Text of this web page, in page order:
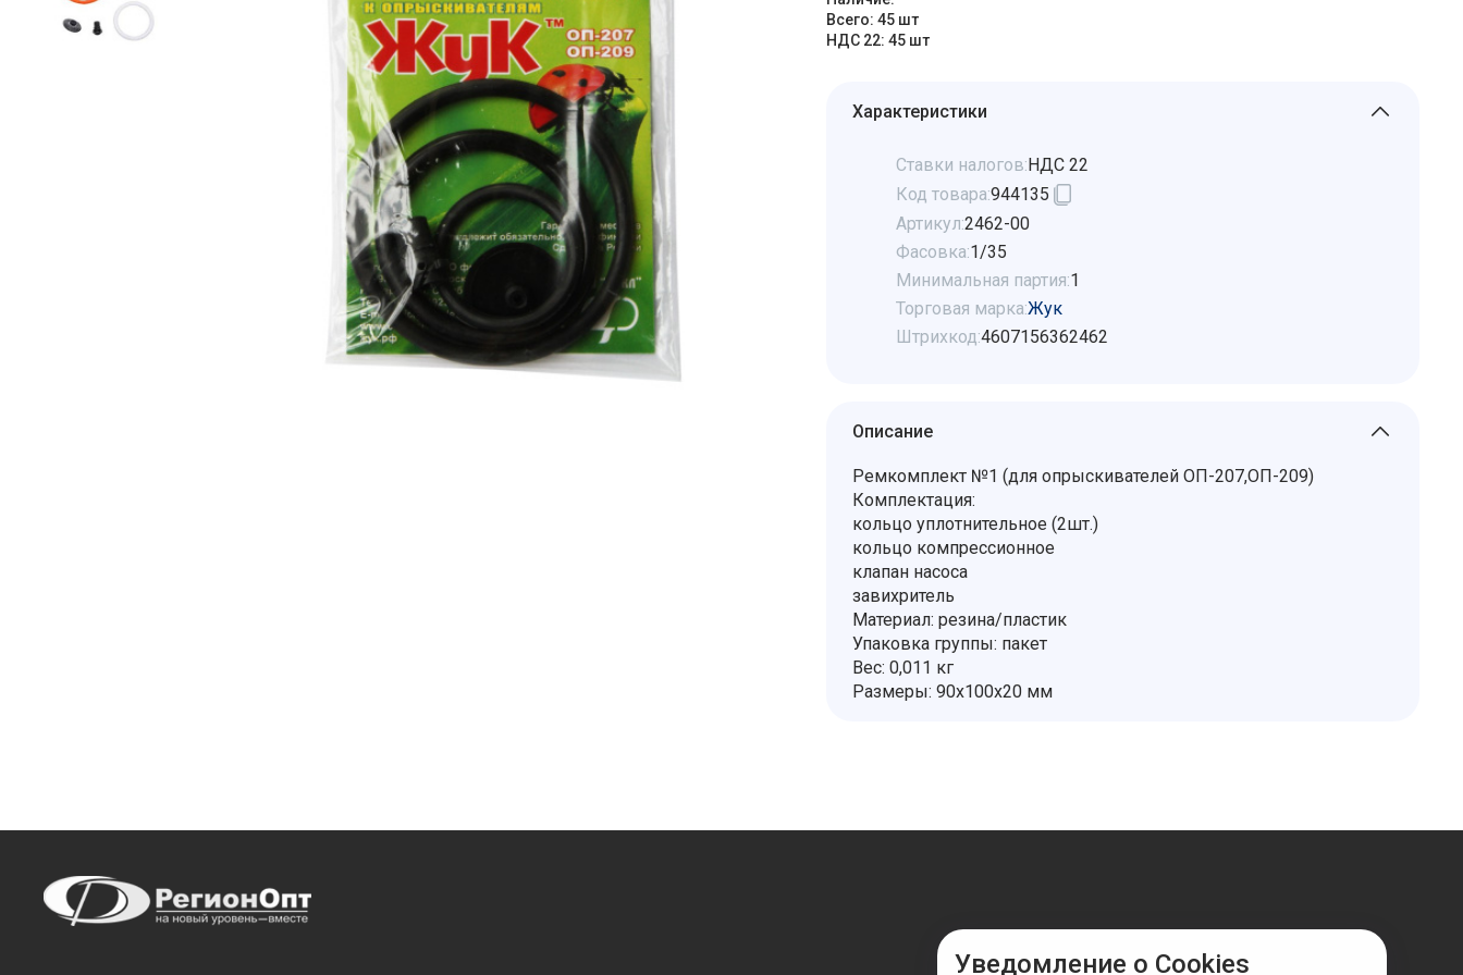
Всего: 45 шт
НДС 22: 45 шт
Характеристики
Ставки налогов:НДС 22
Код товара:944135
Артикул:2462-00
Фасовка:1/35
Минимальная партия:1
Торговая марка:Жук
Штрихкод:4607156362462
Описание
Ремкомплект №1 (для опрыскивателей ОП-207,ОП-209)
Комплектация:
кольцо уплотнительное (2шт.)
кольцо компрессионное
клапан насоса
завихритель
Материал: резина/пластик
Упаковка группы: пакет
Вес: 0,011 кг
Размеры: 90х100х20 мм
Уведомление о Cookies